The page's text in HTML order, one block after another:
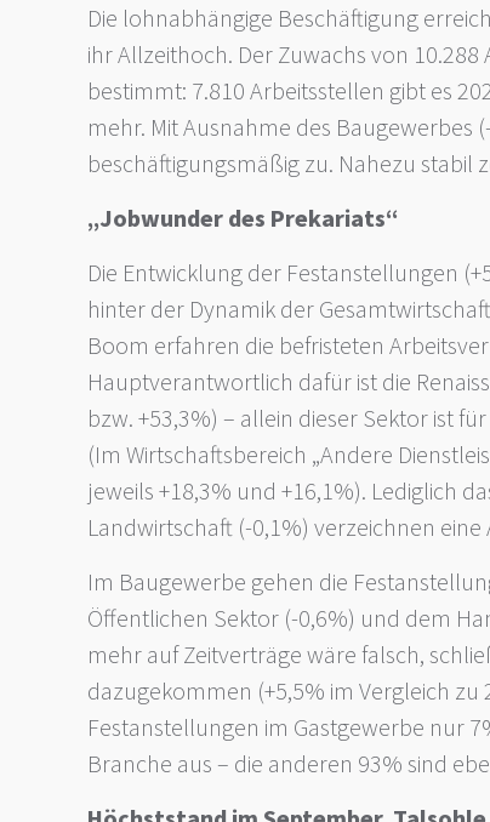
Die lohnabhängige Beschäftigung
ihr Allzeithoch. Der Zuwachs von
bestimmt: 7.810 Arbeitsstellen gibt es
mehr. Mit Ausnahme des Baugewerbes
beschäftigungsmäßig zu. Nahezu stabil
„Jobwunder des Prekariats“
Die Entwicklung der Festanstellungen
hinter der Dynamik der
Boom erfahren die befristeten
Hauptverantwortlich dafür ist die
bzw. +53,3%) – allein dieser Sektor ist
(Im Wirtschaftsbereich „Andere
jeweils +18,3% und +16,1%). Lediglich
Landwirtschaft (-0,1%) verzeichnen
Im Baugewerbe gehen die
Öffentlichen Sektor (-0,6%) und dem
mehr auf Zeitverträge wäre falsch,
dazugekommen (+5,5% im Vergleich
Festanstellungen im Gastgewerbe nur
Branche aus – die anderen 93% sind